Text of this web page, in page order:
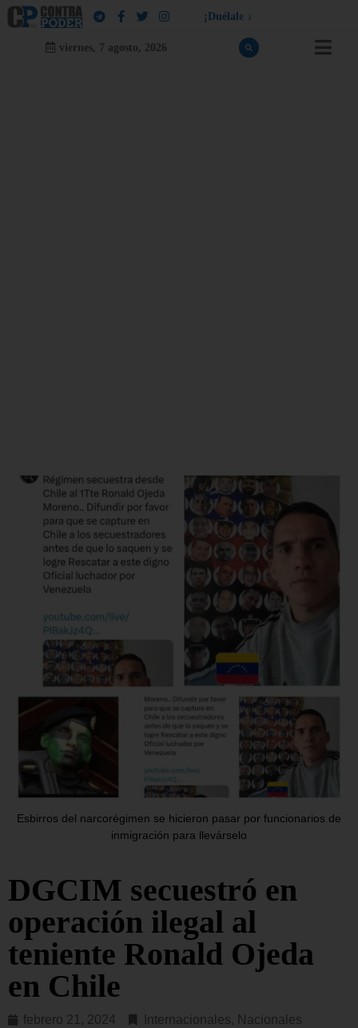
¡ Dué a e a
viernes, 7 agosto, 2026
Esbirros del narcorégimen se hicieron pasar por funcionarios de
inmigración para llevárselo
DGCIM secuestró en
operación ilegal al
teniente Ronald Ojeda
en Chile
febrero 21, 2024 Internacionales, Nacionales